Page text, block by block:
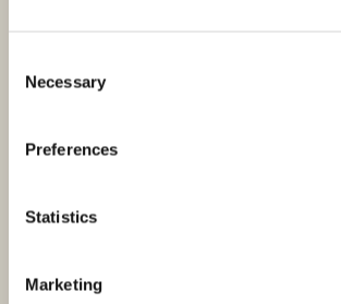
Selection
Necessary
Preferences
Statistics
Marketing